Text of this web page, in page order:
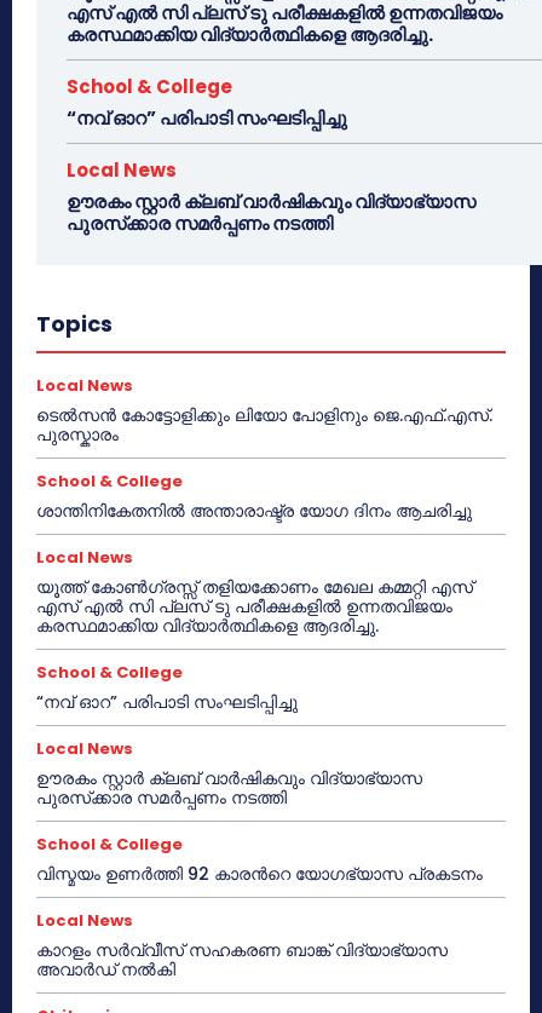
എസ് എൽ സി പ്ലസ് ടു പരീക്ഷകളിൽ ഉന്നതവിജയം
കരസ്ഥമാക്കിയ വിദ്യാർത്ഥികളെ ആദരിച്ചു.
School & College
“നവ് ഓറ” പരിപാടി സംഘടിപ്പിച്ചു
Local News
ഊരകം സ്റ്റാർ ക്ലബ് വാർഷികവും വിദ്യാഭ്യാസ
പുരസ്‌ക്കാര സമർപ്പണം നടത്തി
Topics
Local News
ടെൽസൻ കോട്ടോളിക്കും ലിയോ പോളിനും ജെ.എഫ്.എസ്.
പുരസ്കാരം
School & College
ശാന്തിനികേതനിൽ അന്താരാഷ്ട്ര യോഗ ദിനം ആചരിച്ചു
Local News
യൂത്ത് കോൺഗ്രസ്സ് തളിയക്കോണം മേഖല കമ്മറ്റി എസ്
എസ് എൽ സി പ്ലസ് ടു പരീക്ഷകളിൽ ഉന്നതവിജയം
കരസ്ഥമാക്കിയ വിദ്യാർത്ഥികളെ ആദരിച്ചു.
School & College
“നവ് ഓറ” പരിപാടി സംഘടിപ്പിച്ചു
Local News
ഊരകം സ്റ്റാർ ക്ലബ് വാർഷികവും വിദ്യാഭ്യാസ
പുരസ്‌ക്കാര സമർപ്പണം നടത്തി
School & College
വിസ്മയം ഉണർത്തി 92 കാരൻറെ യോഗഭ്യാസ പ്രകടനം
Local News
കാറളം സർവ്വീസ് സഹകരണ ബാങ്ക് വിദ്യാഭ്യാസ
അവാർഡ് നൽകി